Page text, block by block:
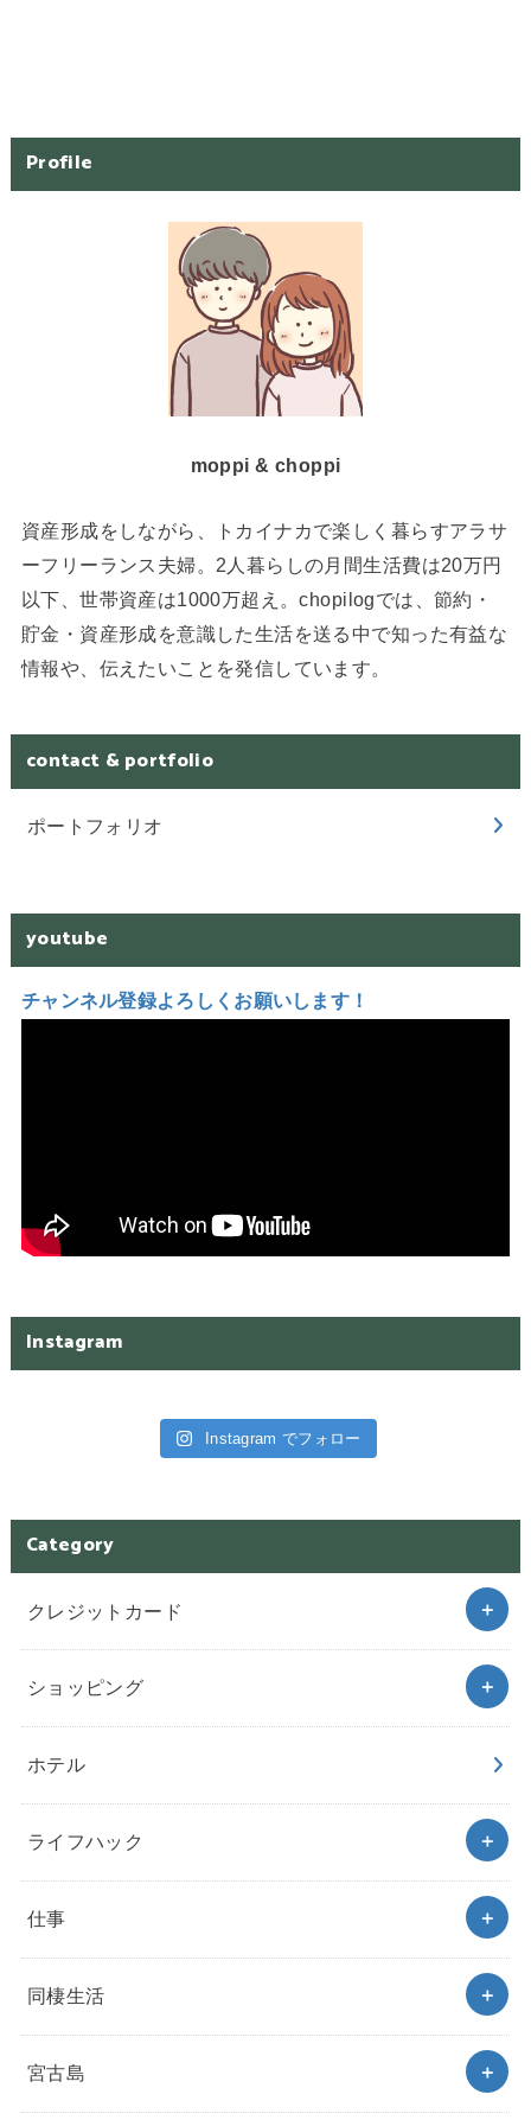
Profile
moppi & choppi
資産形成をしながら、トカイナカで楽しく暮らすアラサ
ーフリーランス夫婦。2人暮らしの月間生活費は20万円
以下、世帯資産は1000万超え。chopilogでは、節約・
貯金・資産形成を意識した生活を送る中で知った有益な
情報や、伝えたいことを発信しています。
contact & portfolio
ポートフォリオ
youtube
チャンネル登録よろしくお願いします！
Instagram
Instagram でフォロー
Category
クレジットカード
ショッピング
ホテル
ライフハック
仕事
同棲生活
宮古島